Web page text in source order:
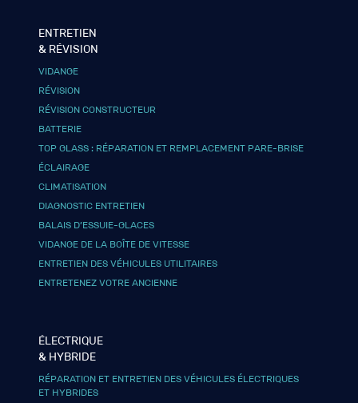
ENTRETIEN
& RÉVISION
VIDANGE
RÉVISION
RÉVISION CONSTRUCTEUR
BATTERIE
TOP GLASS : RÉPARATION ET REMPLACEMENT PARE-BRISE
ÉCLAIRAGE
CLIMATISATION
DIAGNOSTIC ENTRETIEN
BALAIS D’ESSUIE-GLACES
VIDANGE DE LA BOÎTE DE VITESSE
ENTRETIEN DES VÉHICULES UTILITAIRES
ENTRETENEZ VOTRE ANCIENNE
ÉLECTRIQUE
& HYBRIDE
RÉPARATION ET ENTRETIEN DES VÉHICULES ÉLECTRIQUES
ET HYBRIDES